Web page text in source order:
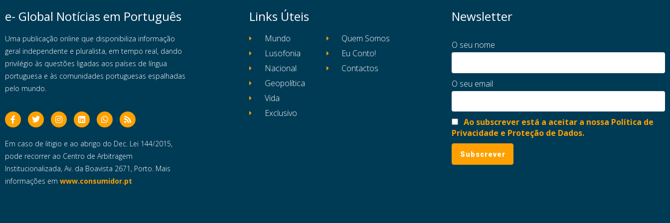
e- Global Notícias em Português
Uma publicação online que disponibiliza informação
geral independente e pluralista, em tempo real, dando
privilégio às questões ligadas aos países de língua
portuguesa e às comunidades portuguesas espalhadas
pelo mundo.
Em caso de litigio e ao abrigo do Dec. Lei 144/2015,
pode recorrer ao Centro de Arbitragem
Institucionalizada, Av. da Boavista 2671, Porto. Mais
informações em www.consumidor.pt
Links Úteis
Mundo
Lusofonia
Nacional
Geopolítica
Vida
Exclusivo
Quem Somos
Eu Conto!
Contactos
Newsletter
O seu nome
O seu email
Ao subscrever está a aceitar a nossa Política de
Privacidade e Proteção de Dados.